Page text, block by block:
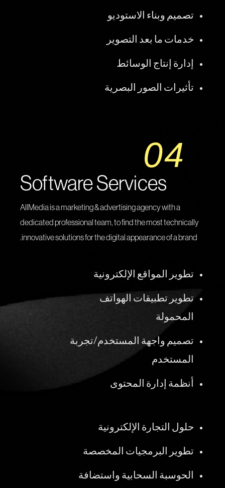
تصميم وبناء الاستوديو
خدمات ما بعد التصوير
إدارة إنتاج الوسائط
تأثيرات الصور البصرية
04
Software Services
AllMedia is a marketing & advertising agency with a
dedicated professional team, to find the most technically
innovative solutions for the digital appearance of a brand.
تطوير المواقع الإلكترونية
تطوير تطبيقات الهواتف
المحمولة
تصميم واجهة المستخدم/تجربة
المستخدم
أنظمة إدارة المحتوى
حلول التجارة الإلكترونية
تطوير البرمجيات المخصصة
الحوسبة السحابية واستضافة